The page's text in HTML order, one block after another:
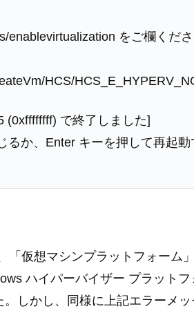
enablevirtualization をご欄くだ
HCS/
(0xffffffff) で終了しました]
か、Enter キーを押して再起動
「仮想マシンプラットフォーム
ハイパーバイザー プラット
しかし、同様に上記エラーメ